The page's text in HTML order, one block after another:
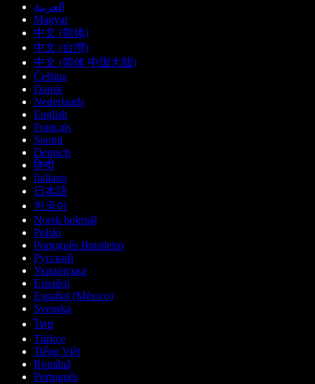
العربية
Magyar
中文 (简体)
中文 (台灣)
中文 (简体 中国大陆)
Čeština
Dansk
Nederlands
English
Français
Suomi
Deutsch
हिन्दी
Italiano
日本語
한국어
Norsk bokmål
Polski
Português Brasileiro
Русский
Українська
Español
Español (México)
Svenska
ไทย
Türkçe
Tiếng Việt
Română
Português